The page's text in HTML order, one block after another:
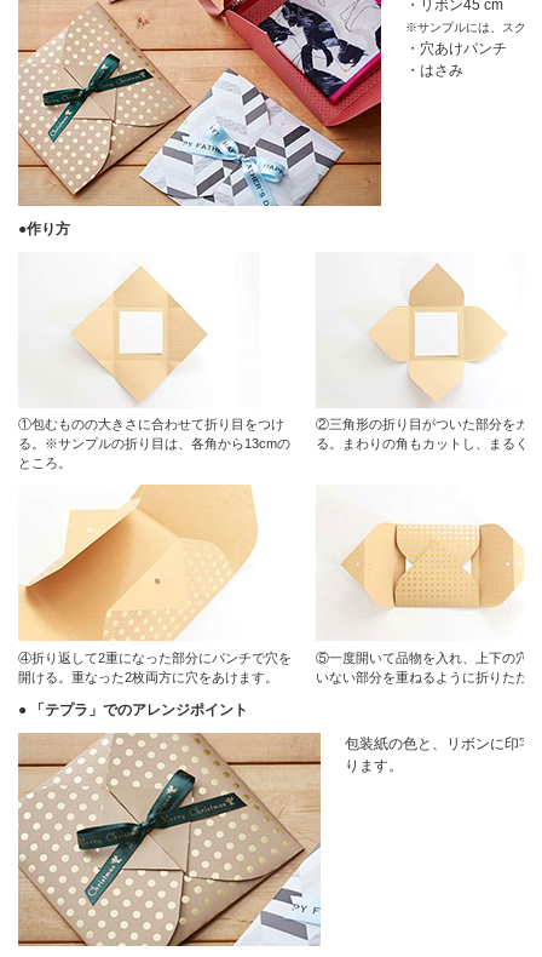
・リボン45 cm
※サンプルには、スクラ
・穴あけパンチ
・はさみ
●作り方
①包むものの大きさに合わせて折り目をつけ
る。※サンプルの折り目は、各角から13cmの
ところ。
②三角形の折り目がついた部分をカ
る。まわりの角もカットし、まるく
④折り返して2重になった部分にパンチで穴を
開ける。重なった2枚両方に穴をあけます。
⑤一度開いて品物を入れ、上下の穴
いない部分を重ねるように折りたた
● 「テプラ」でのアレンジポイント
包装紙の色と、リボンに印字
ります。